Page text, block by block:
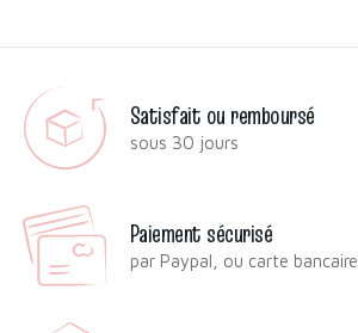
Satisfait ou remboursé
sous 30 jours
Paiement sécurisé
par Paypal, ou carte bancaire